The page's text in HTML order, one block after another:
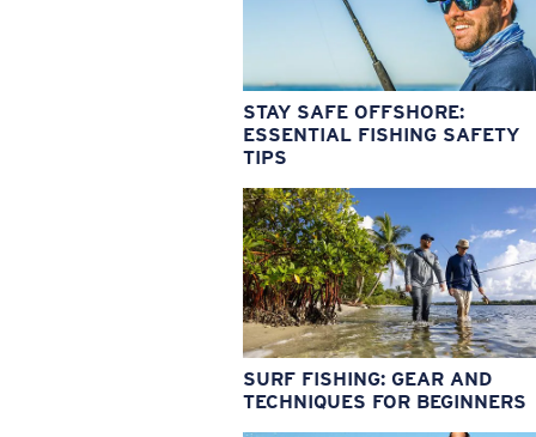
STAY SAFE OFFSHORE:
ESSENTIAL FISHING SAFETY
TIPS
SURF FISHING: GEAR AND
TECHNIQUES FOR BEGINNERS